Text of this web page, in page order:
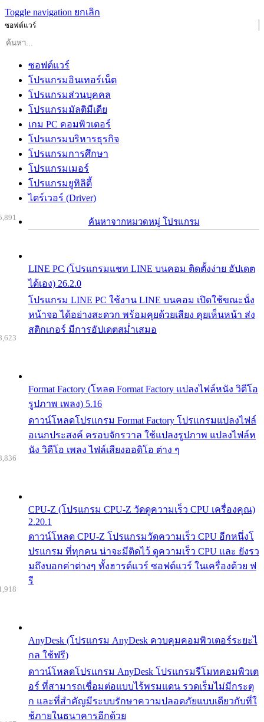
Toggle navigation ยกเลิก
ซอฟต์แวร์
ซอฟต์แวร์
โปรแกรมอินเทอร์เน็ต
โปรแกรมส่วนบุคคล
โปรแกรมมัลติมีเดีย
เกม PC คอมพิวเตอร์
โปรแกรมบริหารธุรกิจ
โปรแกรมการศึกษา
โปรแกรมเมอร์
โปรแกรมยูทิลิตี้
ไดร์เวอร์ (Driver)
ค้นหาจากหมวดหมู่ โปรแกรม
LINE PC (โปรแกรมแชท LINE บนคอม ติดตั้งง่าย อัปเดต
ได้เอง) 26.2.0
โปรแกรม LINE PC ใช้งาน LINE บนคอม เปิดใช้ขณะนั่ง
หน้าจอ ได้อย่างสะดวก พร้อมคุยด้วยเสียง คุยเห็นหน้า ส่ง
สติกเกอร์ มีการอัปเดตสม่ำเสมอ
Format Factory (โหลด Format Factory แปลงไฟล์หนัง วิดีโอ
รูปภาพ เพลง) 5.16
ดาวน์โหลดโปรแกรม Format Factory โปรแกรมแปลงไฟล์
อเนกประสงค์ ครอบจักรวาล ใช้แปลงรูปภาพ แปลงไฟล์ห
นัง วิดีโอ เพลง ไฟล์เสียงออดิโอ ต่าง ๆ
CPU-Z (โปรแกรม CPU-Z วัดดูความเร็ว CPU เครื่องคุณ)
2.20.1
ดาวน์โหลด CPU-Z โปรแกรมวัดความเร็ว CPU อีกหนึ่งโ
ปรแกรม ที่ทุกคน น่าจะมีติดไว้ ดูความเร็ว CPU และ ยังรว
มถึงบอกค่าต่างๆ ทั้งฮารด์แวร์ ซอฟต์แวร์ ในเครื่องด้วย ฟ
รี
AnyDesk (โปรแกรม AnyDesk ควบคุมคอมพิวเตอร์ระยะไ
กล ใช้ฟรี)
ดาวน์โหลดโปรแกรม AnyDesk โปรแกรมรีโมทคอมพิวเต
อร์ ที่สามารถเชื่อมต่อแบบไร้พรมแดน รวดเร็มไม่มีกระตุ
ก และที่สำคัญมีระบบรักษาความปลอดภัยแบบเดียวกับที่ใ
ช้ภายในธนาคารอีกด้วย